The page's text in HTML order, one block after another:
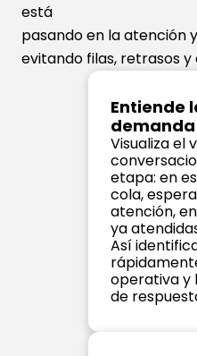
está
pasando en la atención
evitando filas, retrasos
Entiende
demanda
Visualiza el
etapa: en
cola,
atención,
ya
Así
operativa y
de